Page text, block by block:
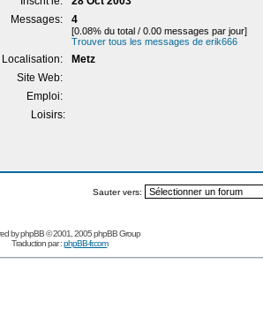
Messages:
4
[0.08% du total / 0.00 messages par jour]
Trouver tous les messages de erik666
Localisation:
Metz
Site Web:
Emploi:
Loisirs:
Sauter vers:
byphpBB© 2001, 2005 phpBB Group
Traduction par :phpBB-fr.com